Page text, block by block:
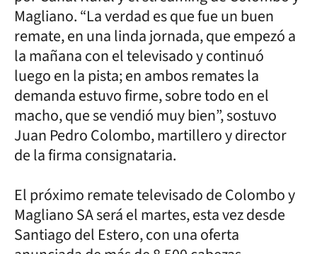
Magliano. “La verdad es que fue un buen
remate, en una linda jornada, que empezó a
la mañana con el televisado y continuó
luego en la pista; en ambos remates la
demanda estuvo firme, sobre todo en el
macho, que se vendió muy bien”, sostuvo
Juan Pedro Colombo, martillero y director
de la firma consignataria.
El próximo remate televisado de Colombo y
Magliano SA será el martes, esta vez desde
Santiago del Estero, con una oferta